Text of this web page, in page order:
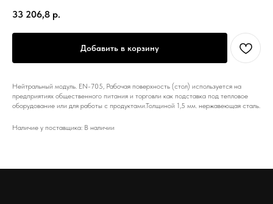
33 206,8 р.
Добавить в корзину
Нейтральный модуль. EN-705, Рабочая поверхность (стол) используется на
предприятиях общественного питания и торговли как подставка под тепловое
оборудование или для работы с продуктами.Толщиной 1,5 мм. нержавеющая сталь.
Наличие у поставщика: В наличии